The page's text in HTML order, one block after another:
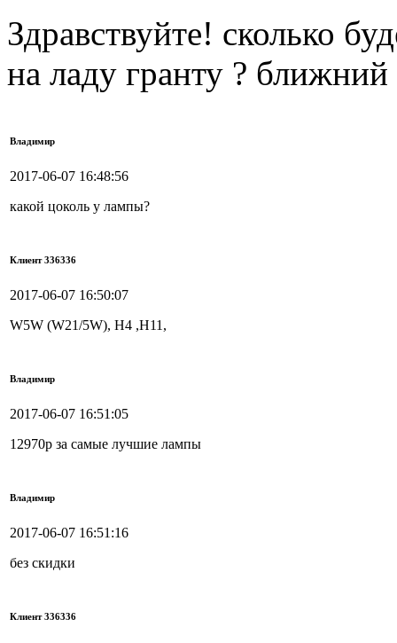
Здравствуйте! сколько
на ладу гранту ?
Владимир
2017-06-07 16:48:56
какой цоколь у лампы?
Клиент 336336
2017-06-07 16:50:07
W5W (W21/5W), Н4 ,Н11,
Владимир
2017-06-07 16:51:05
12970р за самые лучшие лампы
Владимир
2017-06-07 16:51:16
без скидки
Клиент 336336